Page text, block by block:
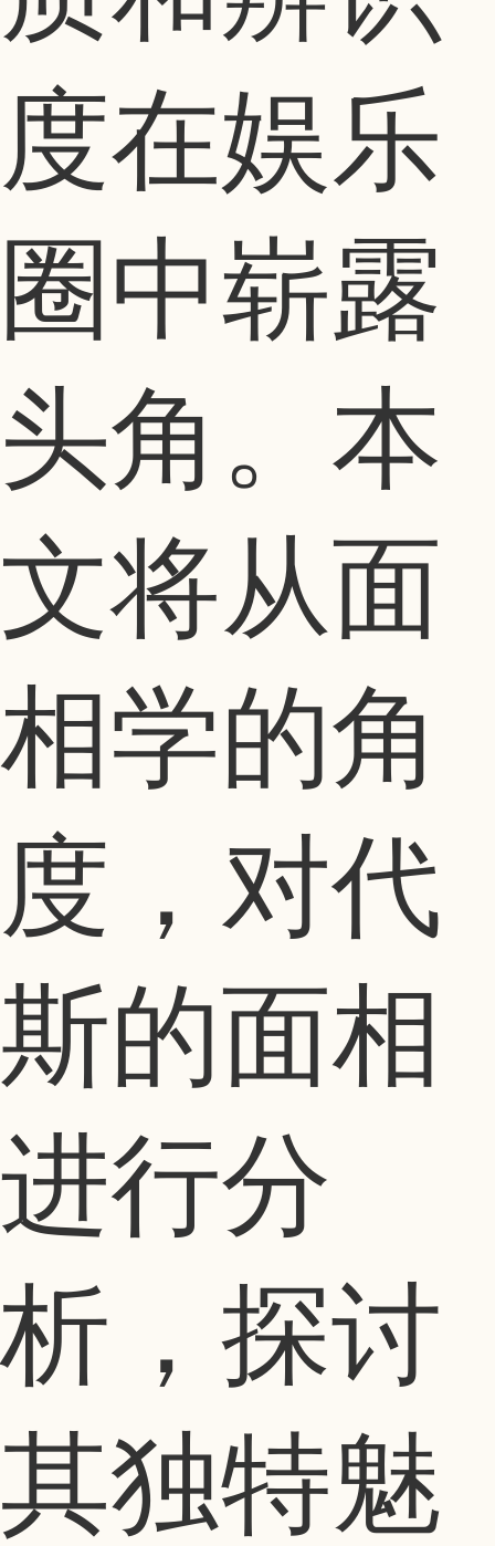
度在娱乐
圈中崭露
头角。本
文将从面
相学的角
度，对代
斯的面相
进行分
析，探讨
其独特魅